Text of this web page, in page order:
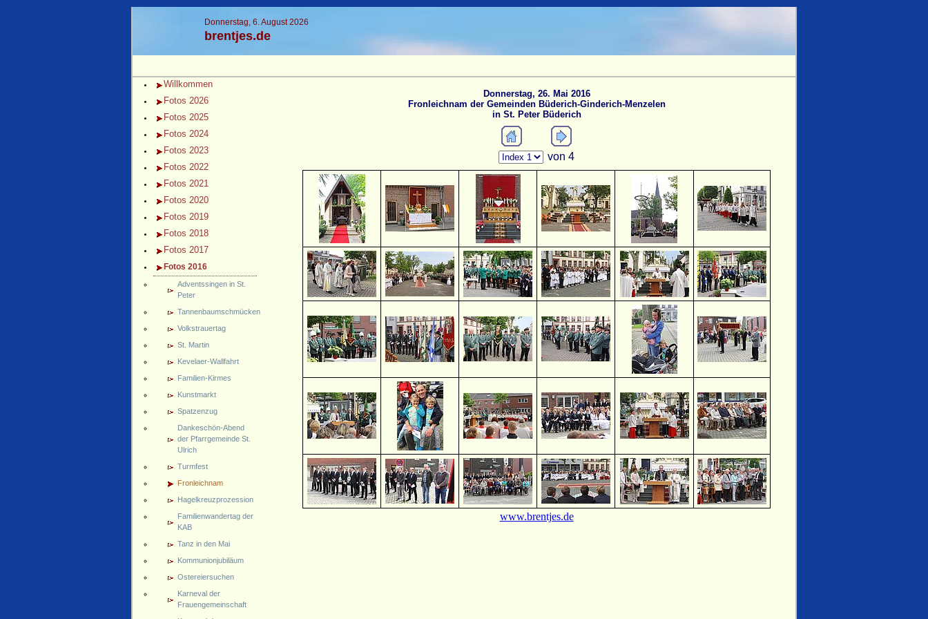
Donnerstag, 6. August 2026
brentjes.de
Willkommen
Fotos 2026
Fotos 2025
Fotos 2024
Fotos 2023
Fotos 2022
Fotos 2021
Fotos 2020
Fotos 2019
Fotos 2018
Fotos 2017
Fotos 2016
Adventssingen in St.
Peter
Tannenbaumschmücken
Volkstrauertag
St. Martin
Kevelaer-Wallfahrt
Familien-Kirmes
Kunstmarkt
Spatzenzug
Dankeschön-Abend
der Pfarrgemeinde St.
Ulrich
Turmfest
Fronleichnam
Hagelkreuzprozession
Familienwandertag der
KAB
Tanz in den Mai
Kommunionjubiläum
Ostereiersuchen
Karneval der
Frauengemeinschaft